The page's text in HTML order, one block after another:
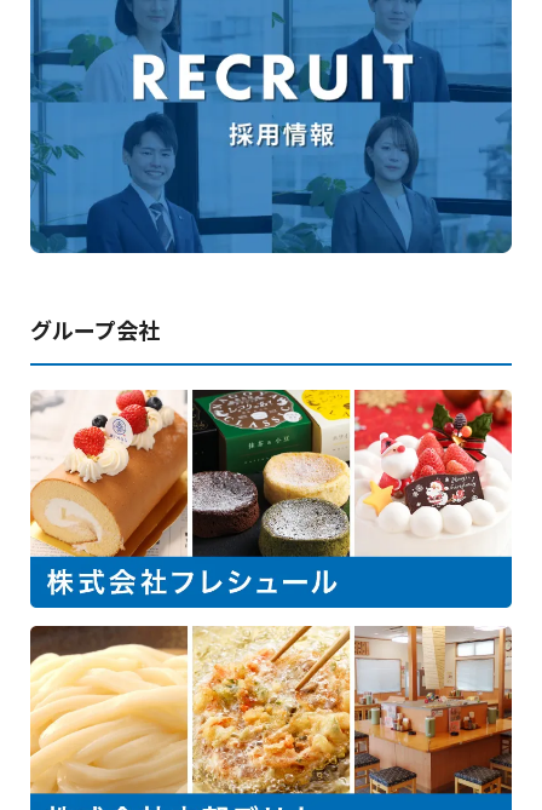
グループ会社